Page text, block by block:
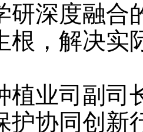
研深度融合
根，解决实
业司副司
护协同创新